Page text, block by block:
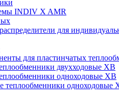
INDIV X AMR
для
для пластинчатых
двухходовые XB
одноходовые ХВ
теплообменники одноходовые